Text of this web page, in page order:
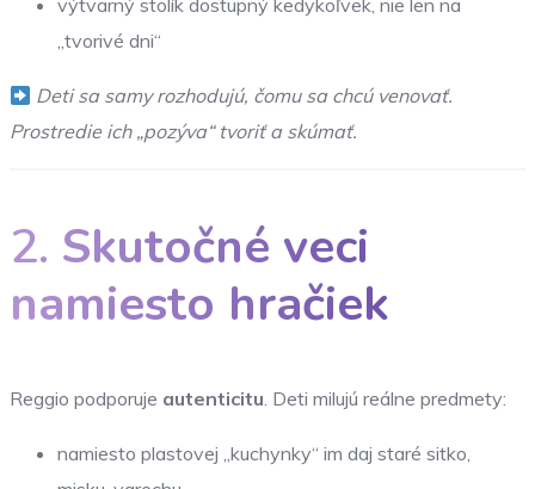
výtvarný stolík dostupný kedykoľvek, nie len na
„tvorivé dni“
Deti sa samy rozhodujú, čomu sa chcú venovať.
Prostredie ich „pozýva“ tvoriť a skúmať.
2. Skutočné veci
namiesto hračiek
Reggio podporuje autenticitu. Deti milujú reálne predmety:
namiesto plastovej „kuchynky“ im daj staré sitko,